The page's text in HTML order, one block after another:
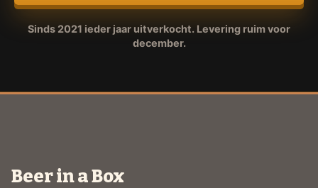
Sinds 2021 ieder jaar uitverkocht. Levering ruim voor
december.
Beer in a Box